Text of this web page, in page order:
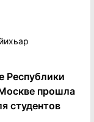
Республики
прошла
студентов